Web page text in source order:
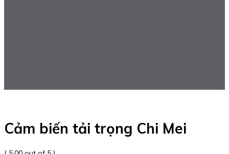
Cảm biến tải trọng Chi Mei